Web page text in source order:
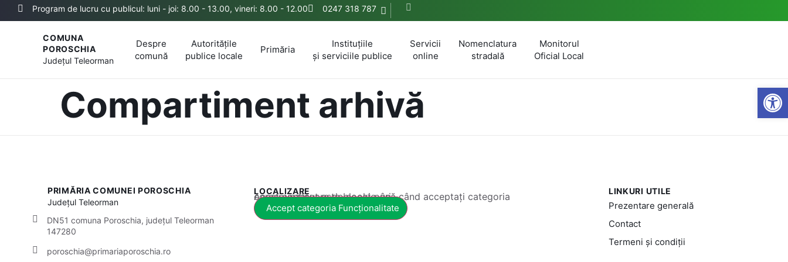
Program de lucru cu publicul: luni - joi: 8.00 - 13.00, vineri: 8.00 - 12.00 0247 318 787
COMUNA
POROSCHIA
JudețulTeleorman
Despre
comună
Autoritățile
publice locale
Primăria
Instituțiile
și serviciile publice
Servicii
online
Nomenclatura
stradală
Monitorul
Oficial Local
Compartiment arhivă
PRIMĂRIA COMUNEI POROSCHIA
JudețulTeleorman
DN51 comuna Poroschia, județul Teleorman
147280
poroschia@primariaporoschia.ro
LOCALIZARE
Acest conținut este blocat până când acceptați categoria corespunzătoare de cookie-uri.
Accept categoria Funcționalitate
LINKURI UTILE
Prezentare generală
Contact
Termeni și condiții